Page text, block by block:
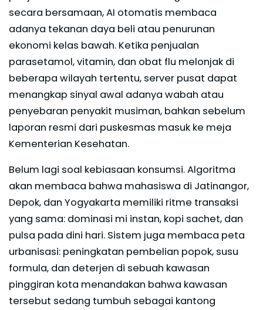
secara bersamaan, AI otomatis membaca
adanya tekanan daya beli atau penurunan
ekonomi kelas bawah. Ketika penjualan
parasetamol, vitamin, dan obat flu melonjak di
beberapa wilayah tertentu, server pusat dapat
menangkap sinyal awal adanya wabah atau
penyebaran penyakit musiman, bahkan sebelum
laporan resmi dari puskesmas masuk ke meja
Kementerian Kesehatan.
Belum lagi soal kebiasaan konsumsi. Algoritma
akan membaca bahwa mahasiswa di Jatinangor,
Depok, dan Yogyakarta memiliki ritme transaksi
yang sama: dominasi mi instan, kopi sachet, dan
pulsa pada dini hari. Sistem juga membaca peta
urbanisasi: peningkatan pembelian popok, susu
formula, dan deterjen di sebuah kawasan
pinggiran kota menandakan bahwa kawasan
tersebut sedang tumbuh sebagai kantong